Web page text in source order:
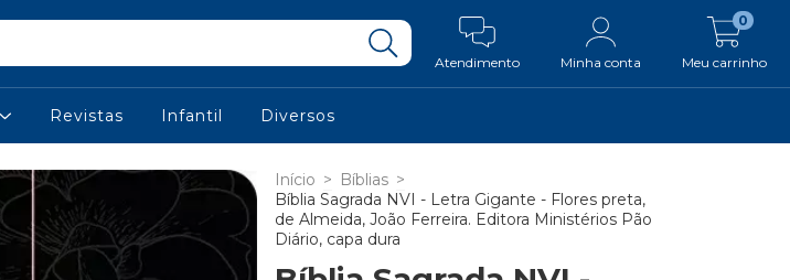
Atendimento Minha conta Meu carrinho
0
Revistas Infantil Diversos
Início > Bíblias >
Bíblia Sagrada NVI - Letra Gigante - Flores preta,
de Almeida, João Ferreira. Editora Ministérios Pão
Diário, capa dura